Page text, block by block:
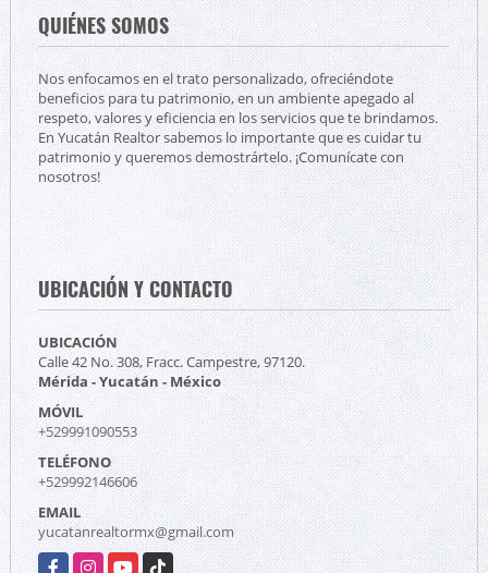
QUIÉNES SOMOS
Nos enfocamos en el trato personalizado, ofreciéndote
beneficios para tu patrimonio, en un ambiente apegado al
respeto, valores y eficiencia en los servicios que te brindamos.
En Yucatán Realtor sabemos lo importante que es cuidar tu
patrimonio y queremos demostrártelo. ¡Comunícate con
nosotros!
UBICACIÓN Y CONTACTO
UBICACIÓN
Calle 42 No. 308, Fracc. Campestre, 97120.
Mérida - Yucatán - México
MÓVIL
+529991090553
TELÉFONO
+529992146606
EMAIL
yucatanrealtormx@gmail.com
FacebookInstagramYouTubeTikTok